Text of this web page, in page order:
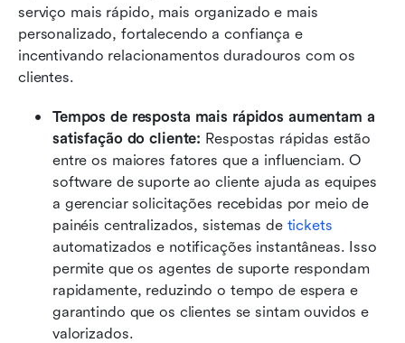
serviço mais rápido, mais organizado e mais
personalizado, fortalecendo a confiança e
incentivando relacionamentos duradouros com os
clientes.
Tempos de resposta mais rápidos aumentam a
satisfação do cliente: Respostas rápidas estão
entre os maiores fatores que a influenciam. O
software de suporte ao cliente ajuda as equipes
a gerenciar solicitações recebidas por meio de
painéis centralizados, sistemas de tickets
automatizados e notificações instantâneas. Isso
permite que os agentes de suporte respondam
rapidamente, reduzindo o tempo de espera e
garantindo que os clientes se sintam ouvidos e
valorizados.